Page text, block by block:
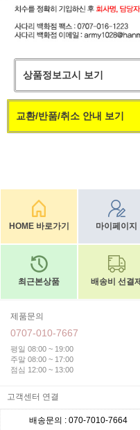
상품정보고시 보기
교환/반품/취소 안내 보기
HOME 바로가기 마이페이지
최근본상품 배송비 선결제
제품문의
0707-010-7667
평일 08:00 ~ 19:00
주말 08:00 ~ 17:00
점심 12:00 ~ 13:00
고객센터 연결
배송문의 : 070-7010-7664